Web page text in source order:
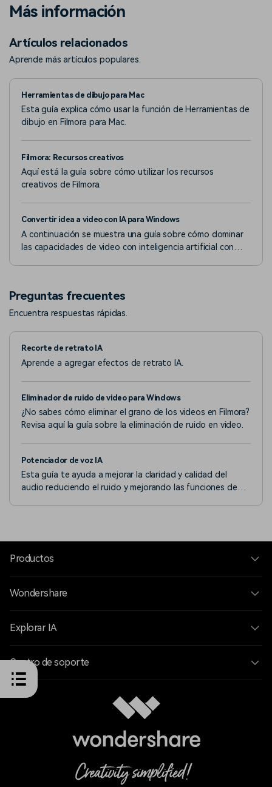
Más información
Artículos relacionados
Aprende más artículos populares.
Herramientas de dibujo para Mac
Esta guía explica cómo usar la función de Herramientas de
dibujo en Filmora para Mac.
Filmora: Recursos creativos
Aquí está la guía sobre cómo utilizar los recursos
creativos de Filmora.
Convertir idea a video con IA para Windows
A continuación se muestra una guía sobre cómo dominar
las capacidades de video con inteligencia artificial con
Preguntas frecuentes
Encuentra respuestas rápidas.
Recorte de retrato IA
Aprende a agregar efectos de retrato IA.
Eliminador de ruido de video para Windows
¿No sabes cómo eliminar el grano de los videos en Filmora?
Revisa aquí la guía sobre la eliminación de ruido en video.
Potenciador de voz IA
Esta guía te ayuda a mejorar la claridad y calidad del
audio reduciendo el ruido y mejorando las funciones de
Productos
Wondershare
Explorar IA
Centro de soporte